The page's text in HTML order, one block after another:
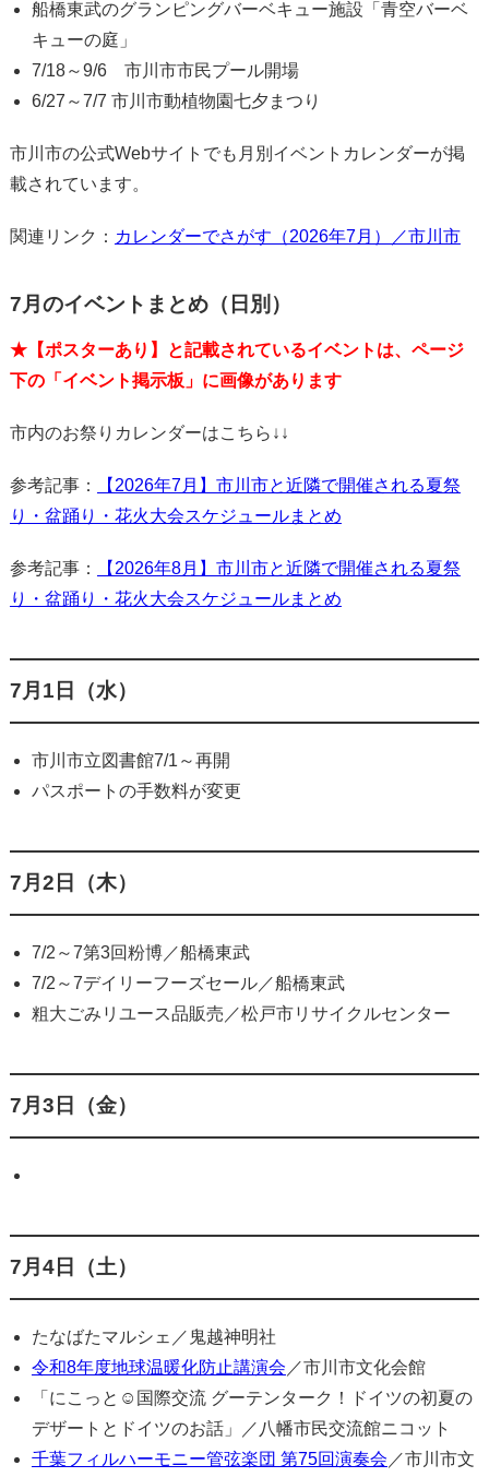
船橋東武のグランピングバーベキュー施設「青空バーベ
キューの庭」
7/18～9/6 市川市市民プール開場
6/27～7/7 市川市動植物園七夕まつり
市川市の公式Webサイトでも月別イベントカレンダーが掲
載されています。
関連リンク： カレンダーでさがす（2026年7月）／市川市
7月のイベントまとめ（日別）
★【ポスターあり】と記載されているイベントは、ページ
下の「イベント掲示板」に画像があります
市内のお祭りカレンダーはこちら↓↓
参考記事：
【2026年7月】市川市と近隣で開催される夏祭
り・盆踊り・花火大会スケジュールまとめ
参考記事：
【2026年8月】市川市と近隣で開催される夏祭
り・盆踊り・花火大会スケジュールまとめ
7月1日（水）
市川市立図書館7/1～再開
パスポートの手数料が変更
7月2日（木）
7/2～7第3回粉博／船橋東武
7/2～7デイリーフーズセール／船橋東武
粗大ごみリユース品販売／松戸市リサイクルセンター
7月3日（金）
7月4日（土）
たなばたマルシェ／鬼越神明社
令和8年度地球温暖化防止講演会 ／市川市文化会館
「にこっと☺国際交流 グーテンターク！ドイツの初夏の
デザートとドイツのお話」／八幡市民交流館ニコット
千葉フィルハーモニー管弦楽団 第75回演奏会 ／市川市文